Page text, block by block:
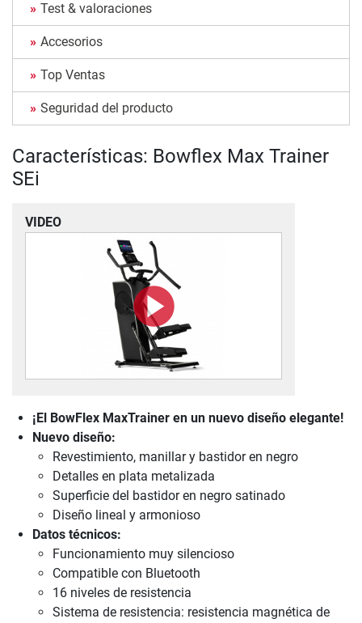
Test & valoraciones
Accesorios
Top Ventas
Seguridad del producto
Características: Bowflex Max Trainer
SEi
VIDEO
¡El BowFlex MaxTrainer en un nuevo diseño elegante!
Nuevo diseño:
Revestimiento, manillar y bastidor en negro
Detalles en plata metalizada
Superficie del bastidor en negro satinado
Diseño lineal y armonioso
Datos técnicos:
Funcionamiento muy silencioso
Compatible con Bluetooth
16 niveles de resistencia
Sistema de resistencia: resistencia magnética de